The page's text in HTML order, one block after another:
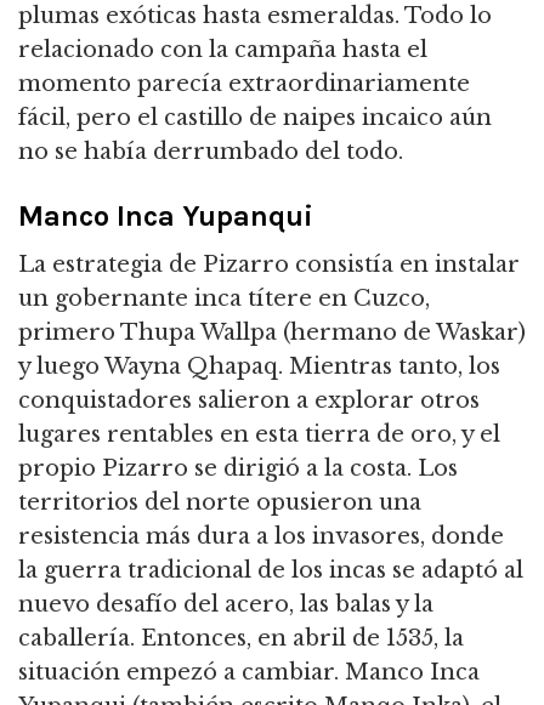
plumas exóticas hasta esmeraldas. Todo lo
relacionado con la campaña hasta el
momento parecía extraordinariamente
fácil, pero el castillo de naipes incaico aún
no se había derrumbado del todo.
Manco Inca Yupanqui
La estrategia de Pizarro consistía en instalar
un gobernante inca títere en Cuzco,
primero Thupa Wallpa (hermano de Waskar)
y luego Wayna Qhapaq. Mientras tanto, los
conquistadores salieron a explorar otros
lugares rentables en esta tierra de oro, y el
propio Pizarro se dirigió a la costa. Los
territorios del norte opusieron una
resistencia más dura a los invasores, donde
la guerra tradicional de los incas se adaptó al
nuevo desafío del acero, las balas y la
caballería. Entonces, en abril de 1535, la
situación empezó a cambiar. Manco Inca